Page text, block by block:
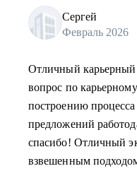
Сергей
Февраль 2026
Отличный
вопрос по
построению
предложений
спасибо! Отличный
взвешенным